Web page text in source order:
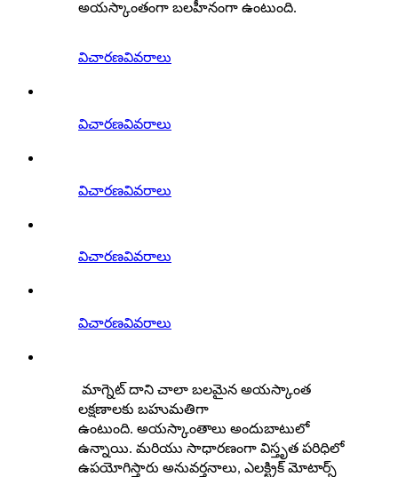
అయస్కాంతంగా బలహీనంగా ఉంటుంది.
విచారణవివరాలు
విచారణవివరాలు
విచారణవివరాలు
విచారణవివరాలు
విచారణవివరాలు
మాగ్నెట్ దాని చాలా బలమైన అయస్కాంత
లక్షణాలకు బహుమతిగా
ఉంటుంది. అయస్కాంతాలు అందుబాటులో
ఉన్నాయి. మరియు సాధారణంగా విస్తృత పరిధిలో
ఉపయోగిస్తారు అనువర్తనాలు, ఎలక్ట్రిక్ మోటార్స్